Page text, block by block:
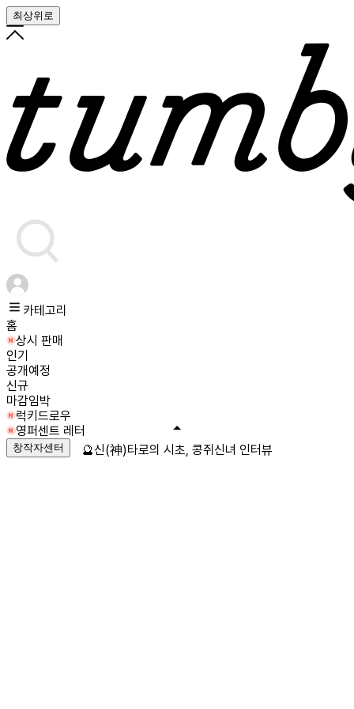
최상위로
카테고리
홈
상시 판매
인기
공개예정
신규
마감임박
럭키드로우
영퍼센트 레터
창작자센터 🔮신(神)타로의 시초, 콩쥐신녀 인터뷰